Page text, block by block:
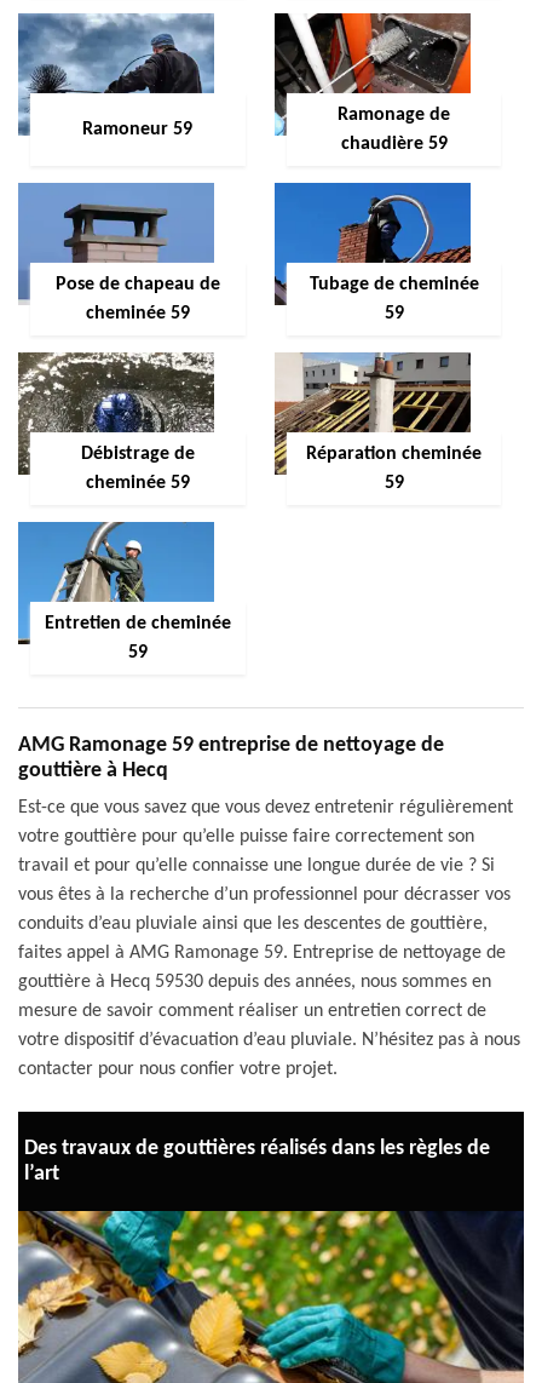
Ramoneur 59
Ramonage de
chaudière 59
Pose de chapeau de
cheminée 59
Tubage de cheminée
59
Débistrage de
cheminée 59
Réparation cheminée
59
Entretien de cheminée
59
AMG Ramonage 59 entreprise de nettoyage de
gouttière à Hecq
Est-ce que vous savez que vous devez entretenir régulièrement
votre gouttière pour qu’elle puisse faire correctement son
travail et pour qu’elle connaisse une longue durée de vie ? Si
vous êtes à la recherche d’un professionnel pour décrasser vos
conduits d’eau pluviale ainsi que les descentes de gouttière,
faites appel à AMG Ramonage 59. Entreprise de nettoyage de
gouttière à Hecq 59530 depuis des années, nous sommes en
mesure de savoir comment réaliser un entretien correct de
votre dispositif d’évacuation d’eau pluviale. N’hésitez pas à nous
contacter pour nous confier votre projet.
Des travaux de gouttières réalisés dans les règles de
l’art